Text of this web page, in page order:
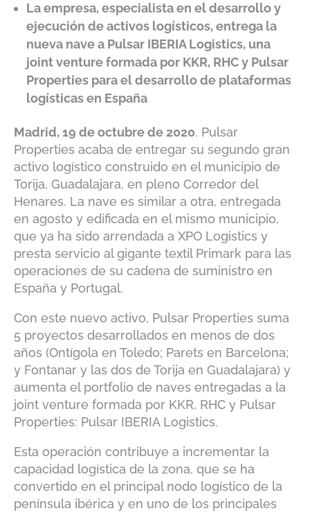
La empresa, especialista en el desarrollo y
ejecución de activos logísticos, entrega la
nueva nave a Pulsar IBERIA Logistics, una
joint venture formada por KKR, RHC y Pulsar
Properties para el desarrollo de plataformas
logísticas en España
Madrid, 19 de octubre de 2020. Pulsar
Properties acaba de entregar su segundo gran
activo logístico construido en el municipio de
Torija, Guadalajara, en pleno Corredor del
Henares. La nave es similar a otra, entregada
en agosto y edificada en el mismo municipio,
que ya ha sido arrendada a XPO Logistics y
presta servicio al gigante textil Primark para las
operaciones de su cadena de suministro en
España y Portugal.
Con este nuevo activo, Pulsar Properties suma
5 proyectos desarrollados en menos de dos
años (Ontígola en Toledo; Parets en Barcelona;
y Fontanar y las dos de Torija en Guadalajara) y
aumenta el portfolio de naves entregadas a la
joint venture formada por KKR, RHC y Pulsar
Properties: Pulsar IBERIA Logistics.
Esta operación contribuye a incrementar la
capacidad logística de la zona, que se ha
convertido en el principal nodo logístico de la
península ibérica y en uno de los principales